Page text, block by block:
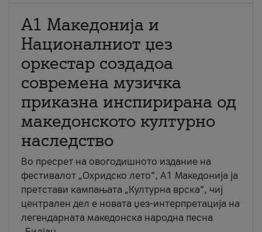
А1 Македонија и
Националниот џез
оркестар создадоа
современа музичка
приказна инспирирана од
македонското културно
наследство
Во пресрет на овогодишното издание на
фестивалот „Охридско лето“, А1 Македонија ја
претстави кампањата „Културна врска“, чиј
централен дел е новата џез-интерпретација на
легендарната македонска народна песна